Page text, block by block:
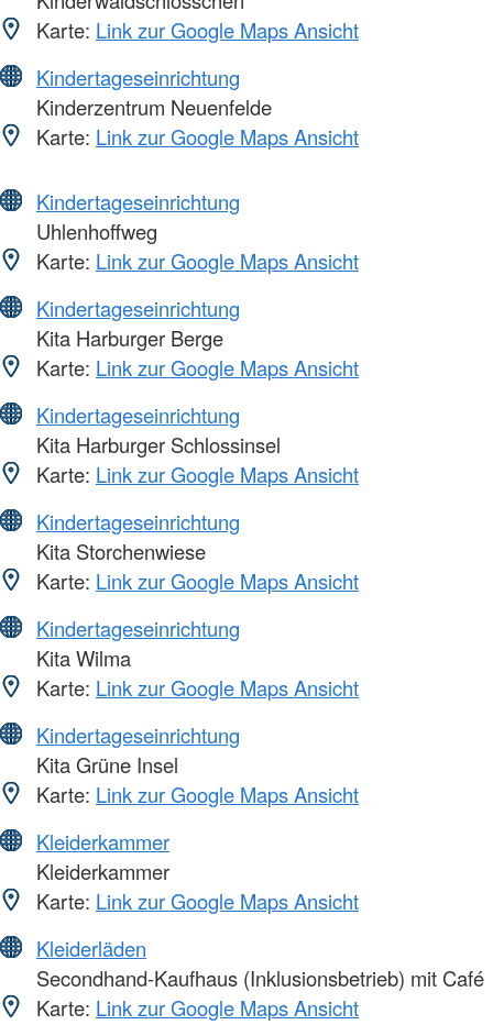
Karte: Link zur Google Maps Ansicht
Kindertageseinrichtung
Kinderzentrum Neuenfelde
Karte: Link zur Google Maps Ansicht
Kindertageseinrichtung
Uhlenhoffweg
Karte: Link zur Google Maps Ansicht
Kindertageseinrichtung
Kita Harburger Berge
Karte: Link zur Google Maps Ansicht
Kindertageseinrichtung
Kita Harburger Schlossinsel
Karte: Link zur Google Maps Ansicht
Kindertageseinrichtung
Kita Storchenwiese
Karte: Link zur Google Maps Ansicht
Kindertageseinrichtung
Kita Wilma
Karte: Link zur Google Maps Ansicht
Kindertageseinrichtung
Kita Grüne Insel
Karte: Link zur Google Maps Ansicht
Kleiderkammer
Kleiderkammer
Karte: Link zur Google Maps Ansicht
Kleiderläden
Secondhand-Kaufhaus (Inklusionsbetrieb) mit Café
Karte: Link zur Google Maps Ansicht